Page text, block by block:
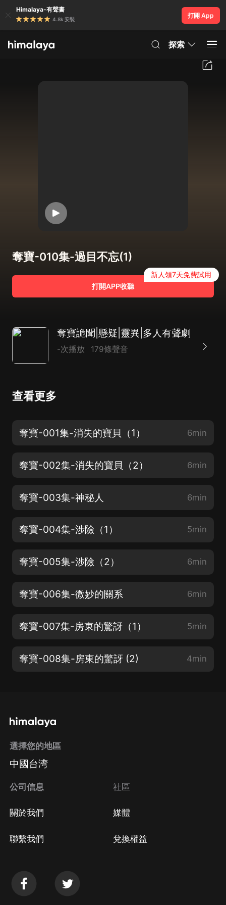
Himalaya-有聲書
4.8k 安裝
打開 App
探索
奪寶-010集-過目不忘(1)
打開APP收聽
新人領7天免費試用
奪寶詭聞|懸疑|靈異|多人有聲劇
-次播放 179條聲音
查看更多
奪寶-001集-消失的寶貝（1） 6min
奪寶-002集-消失的寶貝（2） 6min
奪寶-003集-神秘人 6min
奪寶-004集-涉險（1） 5min
奪寶-005集-涉險（2） 6min
奪寶-006集-微妙的關系 6min
奪寶-007集-房東的驚訝（1） 5min
奪寶-008集-房東的驚訝 (2) 4min
選擇您的地區
中國台湾
公司信息
關於我們
聯繫我們
社區
媒體
兌換權益